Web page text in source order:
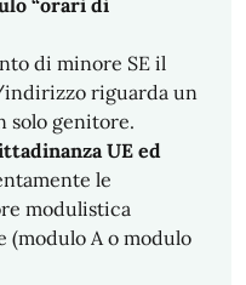
“orari di
di minore SE il
riguarda un
solo genitore.
UE ed
le
modulistica
(modulo A o modulo